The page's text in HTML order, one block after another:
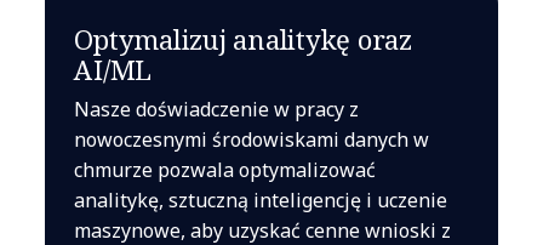
Optymalizuj analitykę oraz
AI/ML
Nasze doświadczenie w pracy z
nowoczesnymi środowiskami danych w
chmurze pozwala optymalizować
analitykę, sztuczną inteligencję i uczenie
maszynowe, aby uzyskać cenne wnioski z